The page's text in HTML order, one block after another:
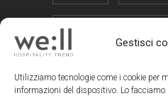
Gestisci
Utilizziamo tecnologie come i cookie per
informazioni del dispositivo. Lo facciamo
FACCIA A FACCIA
FIERE